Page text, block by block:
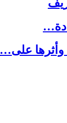
وأثرها على…